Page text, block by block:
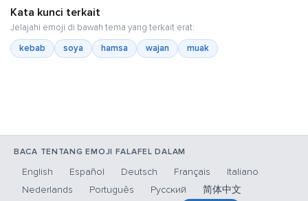
Kata kunci terkait
Jelajahi emoji di bawah tema yang terkait erat:
kebab
soya hamsa wajan muak
BACA TENTANG EMOJI FALAFEL DALAM
English Español Deutsch Français
Italiano
Nederlands
Português Русский
简体中文